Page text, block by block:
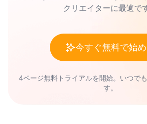
クリエイターに最適で
今すぐ無料で始
4ページ無料トライアルを開始。いつで
す。